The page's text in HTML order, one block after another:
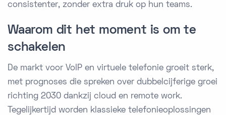
consistenter, zonder extra druk op hun teams.
Waarom dit het moment is om te
schakelen
De markt voor VoIP en virtuele telefonie groeit sterk,
met prognoses die spreken over dubbelcijferige groei
richting 2030 dankzij cloud en remote work.
Tegelijkertijd worden klassieke telefonieoplossingen